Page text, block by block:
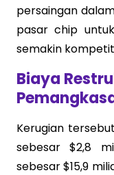
persaingan
pasar chip
semakin
Biaya
Kerugian
sebesar $2,8
sebesar $15,9